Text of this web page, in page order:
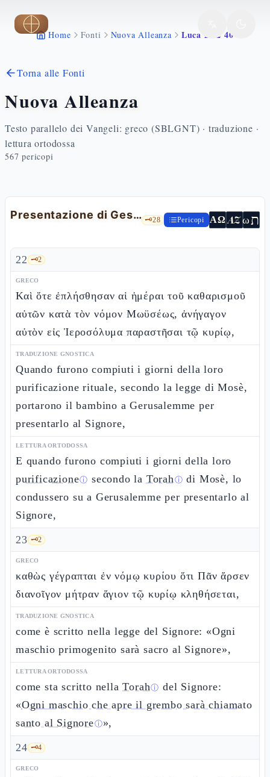
Vai al contenuto principale
Home Fonti Nuova Alleanza Luca 2 22 40
Torna alle Fonti
Nuova Alleanza
Testo parallelo dei Vangeli: greco (SBLGNT) · traduzione ·
lettura ortodossa
567 pericopi
Presentazione di Gesù al tempio 🗝️28 Pericopi ΑΩ AZωת
22 🗝️2
GRECO
Καὶ ὅτε ἐπλήσθησαν αἱ ἡμέραι τοῦ καθαρισμοῦ
αὐτῶν κατὰ τὸν νόμον Μωϋσέως, ἀνήγαγον
αὐτὸν εἰς Ἱεροσόλυμα παραστῆσαι τῷ κυρίῳ,
TRADUZIONE GNOSTICA
Quando furono compiuti i giorni della loro
purificazione rituale, secondo la legge di Mosè,
portarono il bambino a Gerusalemme per
presentarlo al Signore,
LETTURA ORTODOSSA
E quando furono compiuti i giorni della loro
purificazioneⓘ secondo la Torahⓘ di Mosè, lo
condussero su a Gerusalemme per presentarlo al
Signore,
23 🗝️2
GRECO
καθὼς γέγραπται ἐν νόμῳ κυρίου ὅτι Πᾶν ἄρσεν
διανοῖγον μήτραν ἅγιον τῷ κυρίῳ κληθήσεται,
TRADUZIONE GNOSTICA
come è scritto nella legge del Signore: «Ogni
maschio primogenito sarà sacro al Signore»,
LETTURA ORTODOSSA
come sta scritto nellaTorahⓘ del Signore:
«Ogni maschio che apre il grembo sarà chiamato
santo al Signoreⓘ»,
24 🗝️4
GRECO